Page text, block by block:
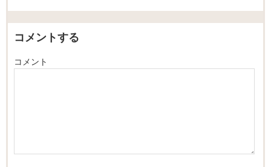
コメントする
コメント